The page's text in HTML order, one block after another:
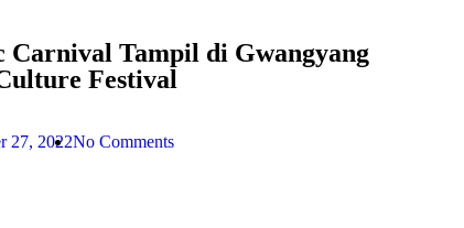
Carnival Tampil di Gwangyang
Festival
27, 2022No Comments